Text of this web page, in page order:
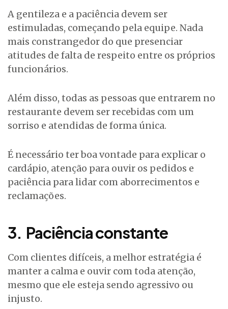
A gentileza e a paciência devem ser
estimuladas, começando pela equipe. Nada
mais constrangedor do que presenciar
atitudes de falta de respeito entre os próprios
funcionários.
Além disso, todas as pessoas que entrarem no
restaurante devem ser recebidas com um
sorriso e atendidas de forma única.
É necessário ter boa vontade para explicar o
cardápio, atenção para ouvir os pedidos e
paciência para lidar com aborrecimentos e
reclamações.
3. Paciência constante
Com clientes difíceis, a melhor estratégia é
manter a calma e ouvir com toda atenção,
mesmo que ele esteja sendo agressivo ou
injusto.